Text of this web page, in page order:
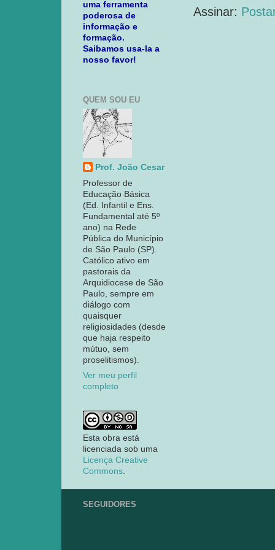
Assinar:
uma ferramenta
poderosa de
informação e
formação.
Saibamos usa-la a
nosso favor!
QUEM SOU EU
Prof. João Cesar
Professor de
Educação Básica
(Ed. Infantil e Ens.
Fundamental até 5º
ano) na Rede
Pública do Município
de São Paulo (SP).
Católico ativo em
pastorais da
Arquidiocese de São
Paulo, sempre em
diálogo com
quaisquer
religiosidades (desde
que haja respeito
mútuo, sem
proselitismos).
Ver meu perfil
completo
Esta obra está
licenciada sob uma
Licença Creative
Commons.
SEGUIDORES